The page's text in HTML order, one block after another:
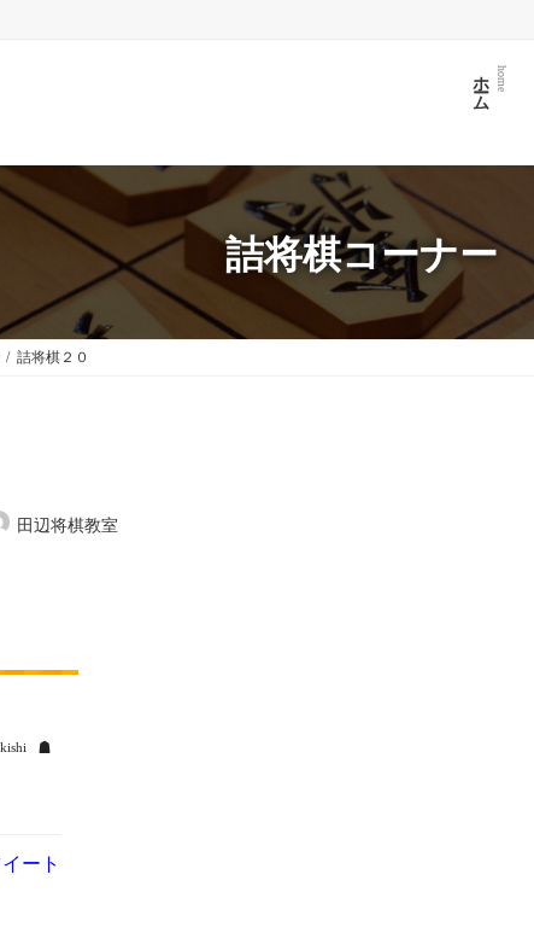
ホーム home
詰将棋コーナー
詰将棋２０
田辺将棋教室